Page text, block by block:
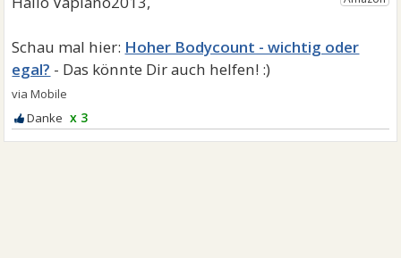
Hoher Bodycount - wichtig oder
egal?
x 3